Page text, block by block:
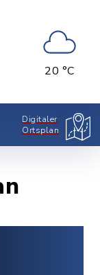
20 °C
Digitaler
Ortsplan